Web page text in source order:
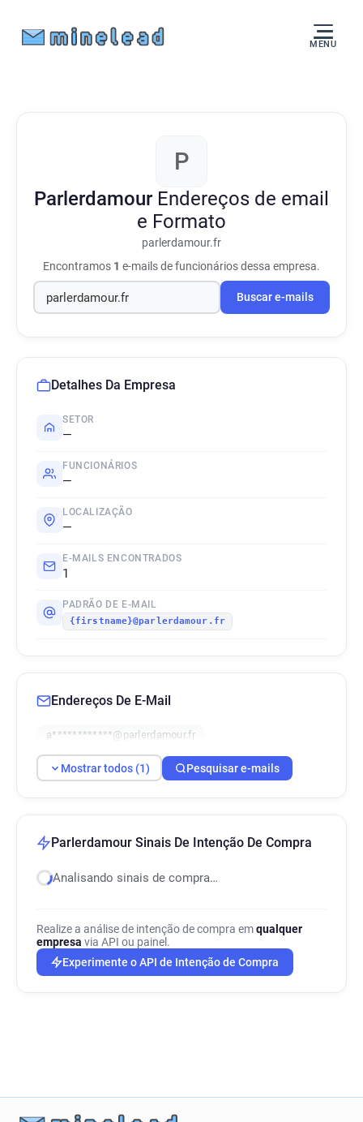
MENU
P
Parlerdamour Endereços de email
e Formato
parlerdamour.fr
Encontramos 1 e-mails de funcionários dessa empresa.
Buscar e-mails
Detalhes Da Empresa
SETOR
—
FUNCIONÁRIOS
—
LOCALIZAÇÃO
—
E-MAILS ENCONTRADOS
1
PADRÃO DE E-MAIL
{firstname}@parlerdamour.fr
Endereços De E-Mail
a************@parlerdamour.fr
Mostrar todos (1) Pesquisar e-mails
Parlerdamour Sinais De Intenção De Compra
Analisando sinais de compra…
Realize a análise de intenção de compra emqualquer
empresa via API ou painel.
Experimente o API de Intenção de Compra